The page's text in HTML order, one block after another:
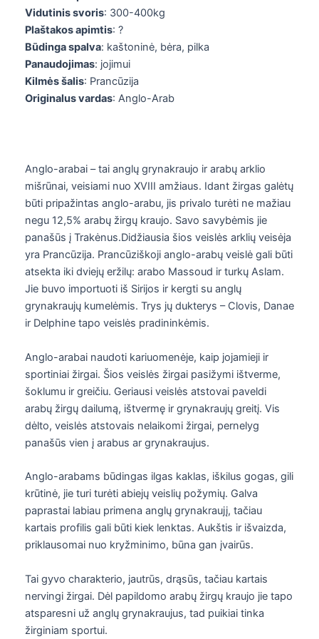
Vidutinis svoris: 300-400kg
Plaštakos apimtis: ?
Būdinga spalva: kaštoninė, bėra, pilka
Panaudojimas: jojimui
Kilmės šalis: Prancūzija
Originalus vardas: Anglo-Arab
Anglo-arabai – tai anglų grynakraujo ir arabų arklio
mišrūnai, veisiami nuo XVIII amžiaus. Idant žirgas galėtų
būti pripažintas anglo-arabu, jis privalo turėti ne mažiau
negu 12,5% arabų žirgų kraujo. Savo savybėmis jie
panašūs į Trakėnus.Didžiausia šios veislės arklių veisėja
yra Prancūzija. Prancūziškoji anglo-arabų veislė gali būti
atsekta iki dviejų eržilų: arabo Massoud ir turkų Aslam.
Jie buvo importuoti iš Sirijos ir kergti su anglų
grynakraujų kumelėmis. Trys jų dukterys – Clovis, Danae
ir Delphine tapo veislės pradininkėmis.
Anglo-arabai naudoti kariuomenėje, kaip jojamieji ir
sportiniai žirgai. Šios veislės žirgai pasižymi ištverme,
šoklumu ir greičiu. Geriausi veislės atstovai paveldi
arabų žirgų dailumą, ištvermę ir grynakraujų greitį. Vis
dėlto, veislės atstovais nelaikomi žirgai, pernelyg
panašūs vien į arabus ar grynakraujus.
Anglo-arabams būdingas ilgas kaklas, iškilus gogas, gili
krūtinė, jie turi turėti abiejų veislių požymių. Galva
paprastai labiau primena anglų grynakraujį, tačiau
kartais profilis gali būti kiek lenktas. Aukštis ir išvaizda,
priklausomai nuo kryžminimo, būna gan įvairūs.
Tai gyvo charakterio, jautrūs, drąsūs, tačiau kartais
nervingi žirgai. Dėl papildomo arabų žirgų kraujo jie tapo
atsparesni už anglų grynakraujus, tad puikiai tinka
žirginiam sportui.